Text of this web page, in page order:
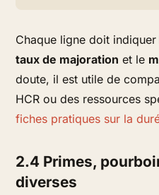
Chaque ligne doit indiquer
taux de majoration et le
doute, il est utile de
HCR ou des ressources
fiches pratiques sur la
2.4 Primes,
diverses